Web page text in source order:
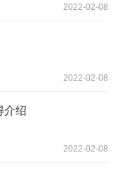
2022-02-08
2022-02-08
介绍
2022-02-08